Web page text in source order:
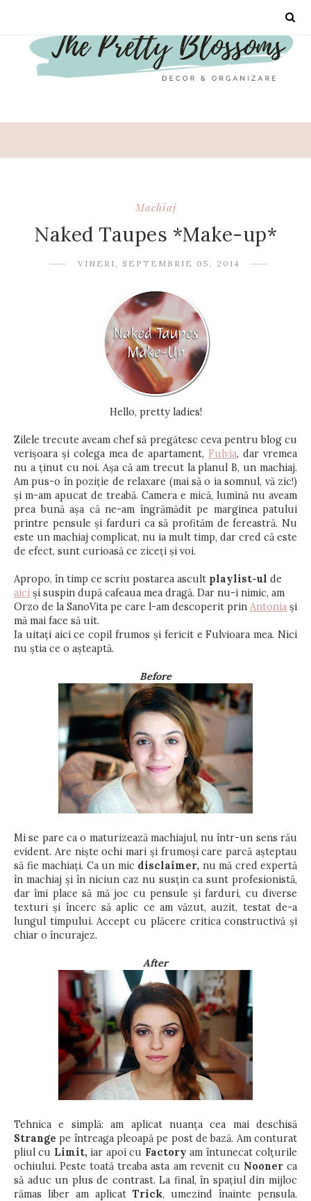
Machiaj
Naked Taupes *Make-up*
VINERI, SEPTEMBRIE 05, 2014
Hello, pretty ladies!
Zilele trecute aveam chef să pregătesc ceva pentru blog cu
verișoara și colega mea de apartament, Fulvia, dar vremea
nu a ținut cu noi. Așa că am trecut la planul B, un machiaj.
Am pus-o în poziție de relaxare (mai să o ia somnul, vă zic!)
și m-am apucat de treabă. Camera e mică, lumină nu aveam
prea bună așa că ne-am îngrămădit pe marginea patului
printre pensule și farduri ca să profităm de fereastră. Nu
este un machiaj complicat, nu ia mult timp, dar cred că este
de efect, sunt curioasă ce ziceți și voi.
Apropo, în timp ce scriu postarea ascult playlist-ul de
aici și suspin după cafeaua mea dragă. Dar nu-i nimic, am
Orzo de la SanoVita pe care l-am descoperit prin Antonia și
mă mai face să uit.
Ia uitați aici ce copil frumos și fericit e Fulvioara mea. Nici
nu știa ce o așteaptă.
Before
Mi se pare ca o maturizează machiajul, nu într-un sens rău
evident. Are niște ochi mari și frumoși care parcă așteptau
să fie machiați. Ca un mic disclaimer, nu mă cred expertă
în machiaj și în niciun caz nu susțin ca sunt profesionistă,
dar îmi place să mă joc cu pensule și farduri, cu diverse
texturi și încerc să aplic ce am văzut, auzit, testat de-a
lungul timpului. Accept cu plăcere critica constructivă și
chiar o încurajez.
After
Tehnica e simplă: am aplicat nuanța cea mai deschisă
Strange pe întreaga pleoapă pe post de bază. Am conturat
pliul cu Limit, iar apoi cu Factory am întunecat colțurile
ochiului. Peste toată treaba asta am revenit cu Noonerca
să aduc un plus de contrast. La final, în spațiul din mijloc
rămas liber am aplicat Trick, umezind înainte pensula.